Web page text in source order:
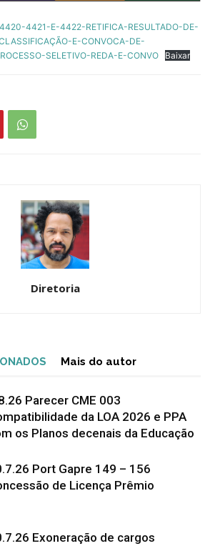
4421-E-4422-RETIFICA-RESULTADO-DE-
E-CONVOCA-DE-
SELETIVO-REDA-E-CONVO
Baixar
Diretoria
Mais do autor
Parecer CME 003
da LOA 2026 e PPA
os Planos decenais da Educação
Port Gapre 149 – 156
de Licença Prêmio
Exoneração de cargos